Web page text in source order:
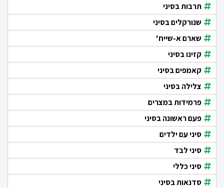
תרבות בסיני
שנורקלים בסיני
שארם א-שייח'
קזינו בסיני
קאמפים בסיני
צלילה בסיני
פרמידות במצרים
פעם ראשונה בסיני
סיני עם ילדים
סיני לבד
סיני כללי
סדנאות בסיני